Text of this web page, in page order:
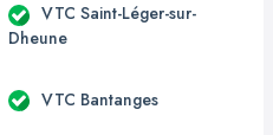
VTC Saint-Léger-sur-
Dheune
VTC Bantanges